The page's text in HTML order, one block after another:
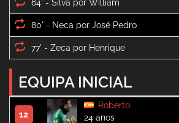
64' -
80' -
77' -
EQUIPA INICIAL
12
Roberto
24 anos